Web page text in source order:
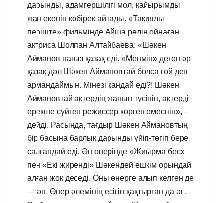
дарынды, адамгершілігі мол, қайырымды
жан екенін көбірек айтады. «Тақиялы
періште» фильмінде Айша рөлін ойнаған
актриса Шолпан Алтайбаева: «Шәкен
Айманов нағыз қазақ еді. «Менмін» деген әр
қазақ дәл Шәкен Аймановтай болса ғой деп
армандаймын. Мінезі қандай еді?! Шәкен
Аймановтай актердің жанын түсініп, актерді
ерекше сүйген режиссер көрген емеспін», –
дейді. Расында, тағдыр Шәкен Аймановтың
бір басына барлық дарынды үйіп-төгіп бере
салғандай еді. Ән өнерінде «Жиырма бес»
пен «Екі жиренді» Шәкендей ешкім орындай
алған жоқ деседі. Оны өнерге алып келген де
— ән. Өнер әлемінің есігін қақтырған да ән.